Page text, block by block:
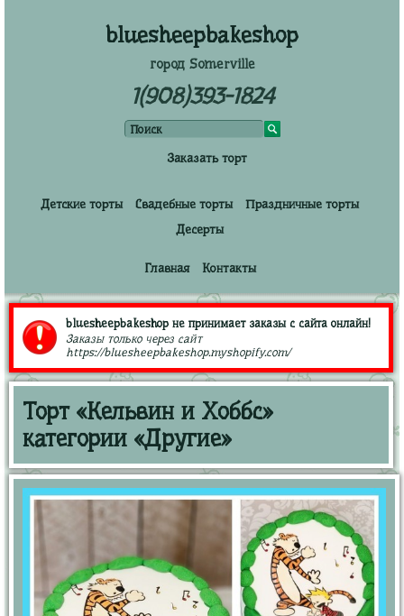
bluesheepbakeshop
город Somerville
1(908)393-1824
Заказать торт
Детские торты Свадебные торты
Праздничные торты
Десерты
Главная Контакты
bluesheepbakeshop не принимает заказы с сайта онлайн!
Заказы только через сайт
https://bluesheepbakeshop.myshopify.com/
Торт «Кельвин и Хоббс»
категории «Другие»